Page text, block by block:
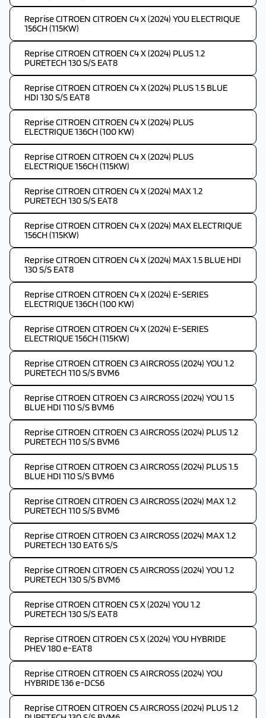
Reprise CITROEN CITROEN C4 X (2024) YOU ELECTRIQUE
156CH (115KW)
Reprise CITROEN CITROEN C4 X (2024) PLUS 1.2
PURETECH 130 S/S EAT8
Reprise CITROEN CITROEN C4 X (2024) PLUS 1.5 BLUE
HDI 130 S/S EAT8
Reprise CITROEN CITROEN C4 X (2024) PLUS
ELECTRIQUE 136CH (100 KW)
Reprise CITROEN CITROEN C4 X (2024) PLUS
ELECTRIQUE 156CH (115KW)
Reprise CITROEN CITROEN C4 X (2024) MAX 1.2
PURETECH 130 S/S EAT8
Reprise CITROEN CITROEN C4 X (2024) MAX ELECTRIQUE
156CH (115KW)
Reprise CITROEN CITROEN C4 X (2024) MAX 1.5 BLUE HDI
130 S/S EAT8
Reprise CITROEN CITROEN C4 X (2024) E-SERIES
ELECTRIQUE 136CH (100 KW)
Reprise CITROEN CITROEN C4 X (2024) E-SERIES
ELECTRIQUE 156CH (115KW)
Reprise CITROEN CITROEN C3 AIRCROSS (2024) YOU 1.2
PURETECH 110 S/S BVM6
Reprise CITROEN CITROEN C3 AIRCROSS (2024) YOU 1.5
BLUE HDI 110 S/S BVM6
Reprise CITROEN CITROEN C3 AIRCROSS (2024) PLUS 1.2
PURETECH 110 S/S BVM6
Reprise CITROEN CITROEN C3 AIRCROSS (2024) PLUS 1.5
BLUE HDI 110 S/S BVM6
Reprise CITROEN CITROEN C3 AIRCROSS (2024) MAX 1.2
PURETECH 110 S/S BVM6
Reprise CITROEN CITROEN C3 AIRCROSS (2024) MAX 1.2
PURETECH 130 EAT6 S/S
Reprise CITROEN CITROEN C5 AIRCROSS (2024) YOU 1.2
PURETECH 130 S/S BVM6
Reprise CITROEN CITROEN C5 X (2024) YOU 1.2
PURETECH 130 S/S EAT8
Reprise CITROEN CITROEN C5 X (2024) YOU HYBRIDE
PHEV 180 e-EAT8
Reprise CITROEN CITROEN C5 AIRCROSS (2024) YOU
HYBRIDE 136 e-DCS6
Reprise CITROEN CITROEN C5 AIRCROSS (2024) PLUS 1.2